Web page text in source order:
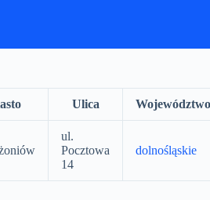
Ulica Województwo
ul.
Pocztowa
14
dolnośląskie